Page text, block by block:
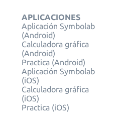
APLICACIONES
Aplicación Symbolab
(Android)
Calculadora gráfica
(Android)
Practica (Android)
Aplicación Symbolab
(iOS)
Calculadora gráfica
(iOS)
Practica (iOS)